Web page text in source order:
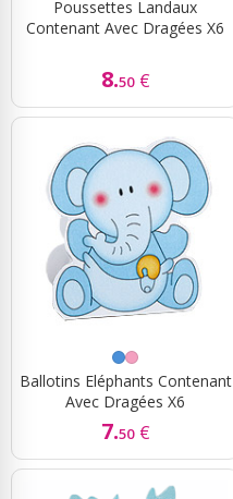
Poussettes Landaux
Contenant Avec Dragées X6
8.50 €
Ballotins Eléphants Contenant
Avec Dragées X6
7.50 €